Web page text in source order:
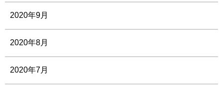
2020年9月
2020年8月
2020年7月